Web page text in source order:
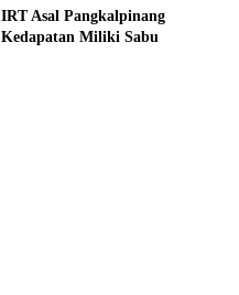
IRT Asal Pangkalpinang
Kedapatan Miliki Sabu